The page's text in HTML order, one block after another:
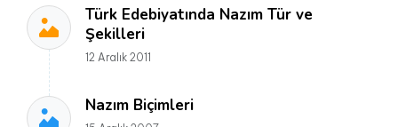
Türk Edebiyatında Nazım Tür ve
Şekilleri
12 Aralık 2011
Nazım Biçimleri